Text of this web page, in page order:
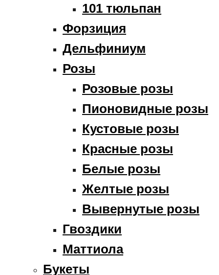
101 тюльпан
Форзиция
Дельфиниум
Розы
Розовые розы
Пионовидные розы
Кустовые розы
Красные розы
Белые розы
Желтые розы
Вывернутые розы
Гвоздики
Маттиола
Букеты